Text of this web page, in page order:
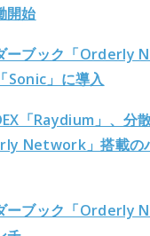
開始
ーブック「Orderly
Sonic」に導入
「Raydium」、分
Network」搭載の
ーブック「Orderly